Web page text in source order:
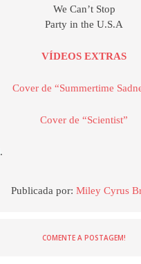
We Can’t Stop
Party in the U.S.A
VÍDEOS EXTRAS
Cover de “Summertime
Cover de “Scientist”
.
Publicada por:Miley Cyrus
COMENTE A POSTAGEM!